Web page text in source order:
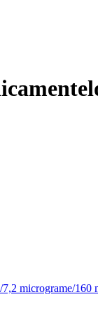
micrograme/160